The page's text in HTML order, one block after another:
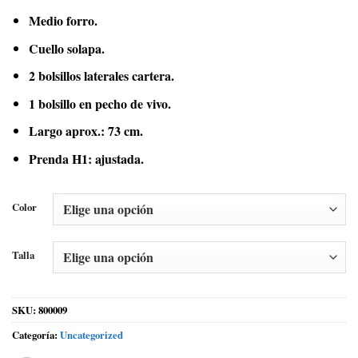
Medio forro.
Cuello solapa.
2 bolsillos laterales cartera.
1 bolsillo en pecho de vivo.
Largo aprox.: 73 cm.
Prenda H1: ajustada.
Color
Talla
SKU: 800009
Categoría: Uncategorized